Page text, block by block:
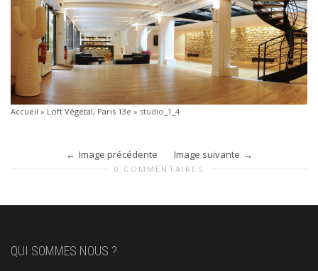
Accueil » Loft Végétal, Paris 13e » studio_1_4
Image précédente Image suivante
0 COMMENTAIRES
QUI SOMMES NOUS ?